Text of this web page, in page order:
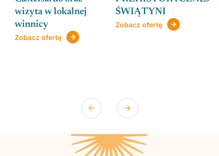
wizyta w lokalnej
winnicy
Zobacz ofertę
ŚWIĄTYNI
Zobacz ofertę